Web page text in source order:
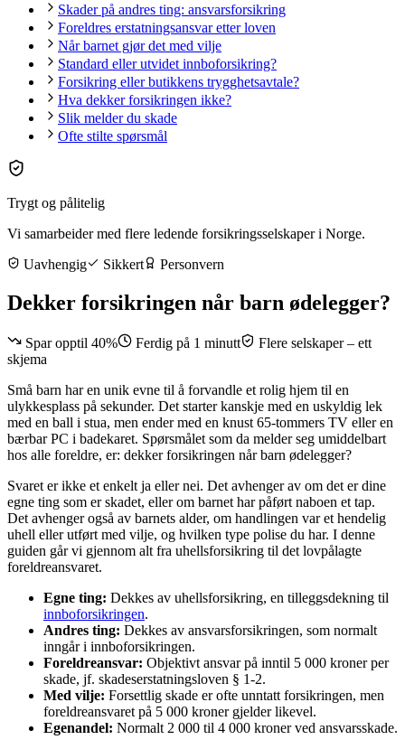
Skader på andres ting: ansvarsforsikring
Foreldres erstatningsansvar etter loven
Når barnet gjør det med vilje
Standard eller utvidet innboforsikring?
Forsikring eller butikkens trygghetsavtale?
Hva dekker forsikringen ikke?
Slik melder du skade
Ofte stilte spørsmål
Trygt og pålitelig
Vi samarbeider med flere ledende forsikringsselskaper i Norge.
Uavhengig
Sikkert Personvern
Dekker forsikringen når barn ødelegger?
Spar opptil 40% Ferdig på 1 minutt
Flere selskaper – ett
skjema
Små barn har en unik evne til å forvandle et rolig hjem til en
ulykkesplass på sekunder. Det starter kanskje med en uskyldig lek
med en ball i stua, men ender med en knust 65-tommers TV eller en
bærbar PC i badekaret. Spørsmålet som da melder seg umiddelbart
hos alle foreldre, er: dekker forsikringen når barn ødelegger?
Svaret er ikke et enkelt ja eller nei. Det avhenger av om det er dine
egne ting som er skadet, eller om barnet har påført naboen et tap.
Det avhenger også av barnets alder, om handlingen var et hendelig
uhell eller utført med vilje, og hvilken type polise du har. I denne
guiden går vi gjennom alt fra uhellsforsikring til det lovpålagte
foreldreansvaret.
Egne ting: Dekkes av uhellsforsikring, en tilleggsdekning til
innboforsikringen.
Andres ting: Dekkes av ansvarsforsikringen, som normalt
inngår i innboforsikringen.
Foreldreansvar: Objektivt ansvar på inntil 5 000 kroner per
skade, jf. skadeserstatningsloven § 1-2.
Med vilje: Forsettlig skade er ofte unntatt forsikringen, men
foreldreansvaret på 5 000 kroner gjelder likevel.
Egenandel: Normalt 2 000 til 4 000 kroner ved ansvarsskade.